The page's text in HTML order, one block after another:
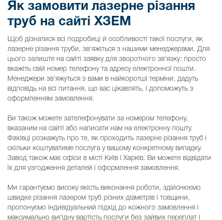
Як замовити лазерне різання
труб на сайті ХЗЕМ
Щоб дізнатися всі подробиці й особливості такої послуги, як
лазерне різання труби, зв'яжіться з нашими менеджерами. Для
цього залиште на сайті заявку для зворотного зв'язку: просто
вкажіть свій номер телефону та адресу електронної пошти.
Менеджери зв'яжуться з вами в найкоротші терміни, дадуть
відповідь на всі питання, що вас цікавлять, і допоможуть з
оформленням замовлення.
Ви також можете зателефонувати за номером телефону,
вказаним на сайті або написати нам на електронну пошту.
Фахівці розкажуть про те, як проходить лазерне різання труб і
скільки коштуватиме послуга у вашому конкретному випадку.
Завод також має офіси в місті Київ і Харків. Ви можете відвідати
їх для узгодження деталей і оформлення замовлення.
Ми гарантуємо високу якість виконання роботи, здійснюємо
швидке різання лазером труб різних діаметрів і товщини,
пропонуємо індивідуальний підхід до кожного замовлення і
максимально вигідну вартість послуги без зайвих переплат і